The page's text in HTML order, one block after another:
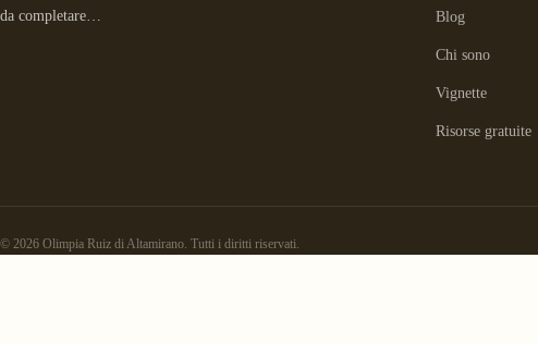
da completare…
Blog
Chi sono
Vignette
Risorse gratuite
© 2026 Olimpia Ruiz di Altamirano. Tutti i diritti riservati.